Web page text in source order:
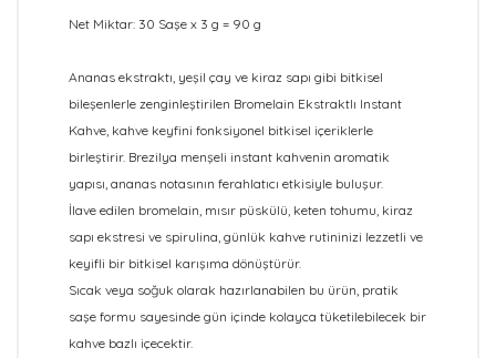
Net Miktar: 30 Saşe x 3 g = 90 g
Ananas ekstraktı, yeşil çay ve kiraz sapı gibi bitkisel
bileşenlerle zenginleştirilen Bromelain Ekstraktlı Instant
Kahve, kahve keyfini fonksiyonel bitkisel içeriklerle
birleştirir. Brezilya menşeli instant kahvenin aromatik
yapısı, ananas notasının ferahlatıcı etkisiyle buluşur.
İlave edilen bromelain, mısır püskülü, keten tohumu, kiraz
sapı ekstresi ve spirulina, günlük kahve rutininizi lezzetli ve
keyifli bir bitkisel karışıma dönüştürür.
Sıcak veya soğuk olarak hazırlanabilen bu ürün, pratik
saşe formu sayesinde gün içinde kolayca tüketilebilecek bir
kahve bazlı içecektir.